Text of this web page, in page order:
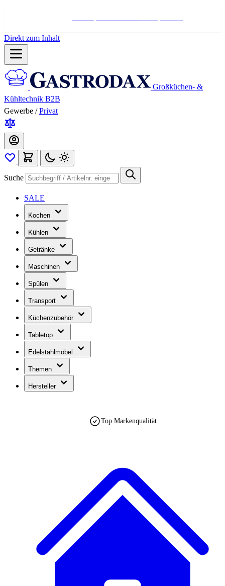
Direkt zum Inhalt
Großküchen- &
Kühltechnik B2B
Gewerbe / Privat
Suche
SALE
Kochen
Kühlen
Getränke
Maschinen
Spülen
Transport
Küchenzubehör
Tabletop
Edelstahlmöbel
Themen
Hersteller
Top Markenqualität